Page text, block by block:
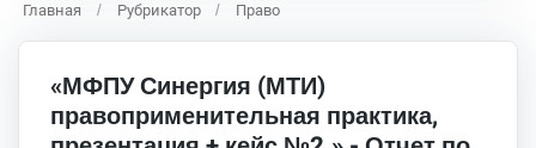
Главная Рубрикатор Право
«МФПУ Синергия (МТИ)
правоприменительная практика,